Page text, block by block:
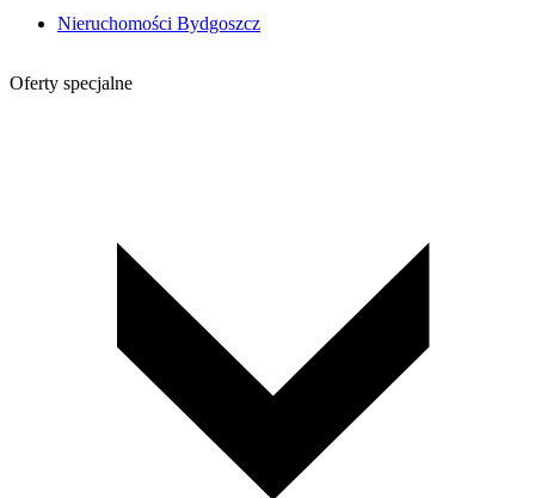
Nieruchomości Bydgoszcz
Oferty specjalne